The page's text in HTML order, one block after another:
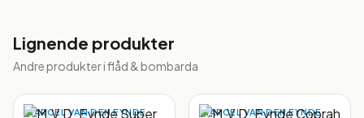
Lignende produkter
Andre produkter iflåd & bombarda
MARCEL VAN DEN EYNDE MARCEL VAN DEN EYNDE